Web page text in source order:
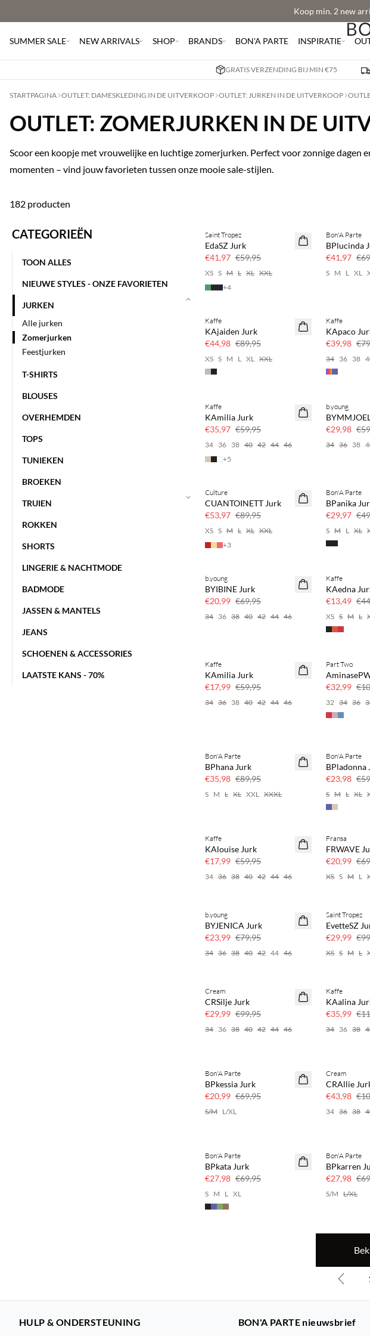
Koop min. 2 new
SUMMER SALE NEW ARRIVALS SHOP BRANDS BON'A PARTE INSPIRATIE
GRATIS VERZENDING BIJ MIN €75
STARTPAGINA OUTLET: DAMESKLEDING IN DE UITVERKOOP OUTLET: JURKEN IN DE UITVERKOOP
OUTLET: ZOMERJURKEN IN DE
Scoor een koopje met vrouwelijke en luchtige zomerjurken. Perfect voor zonnige dagen
momenten – vind jouw favorieten tussen onze mooie sale-stijlen.
182 producten
CATEGORIEËN
TOON ALLES
NIEUWE STYLES - ONZE FAVORIETEN
JURKEN
Alle jurken
Zomerjurken
Feestjurken
T-SHIRTS
BLOUSES
OVERHEMDEN
TOPS
TUNIEKEN
BROEKEN
TRUIEN
ROKKEN
SHORTS
LINGERIE & NACHTMODE
BADMODE
JASSEN & MANTELS
JEANS
SCHOENEN & ACCESSORIES
LAATSTE KANS - 70%
30% korting
Saint Tropez
EdaSZ Jurk
€41,97 €59,95
XS S M L XL XXL
+4
40% korting
Bon'A Parte
BPlucinda
€41,97
S M L XL
50% korting
Kaffe
KAjaiden Jurk
€44,98 €89,95
XS S M L XL XXL
50% korting
Kaffe
KApaco
€39,98
34 36 38
40% korting
Kaffe
KAmilia Jurk
€35,97 €59,95
34 36 38 40 42 44 46
+5
50% korting
b.young
€29,98
34 36 38
40% korting
Culture
CUANTOINETT Jurk
€53,97 €89,95
XS S M L XL XXL
+3
40% korting
Bon'A Parte
BPanika
€29,97
S M L XL
70% korting
b.young
BYIBINE Jurk
€20,99 €69,95
34 36 38 40 42 44 46
70% korting
Kaffe
KAedna
€13,49
XS S M L
70% korting
Kaffe
KAmilia Jurk
€17,99 €59,95
34 36 38 40 42 44 46
70% korting
Part Two
€32,99
32 34 36
60% korting
Bon'A Parte
BPhana Jurk
€35,98 €89,95
S M L XL XXL XXXL
60% korting
Bon'A Parte
BPladonna
€23,98
S M L XL
70% korting
Kaffe
KAlouise Jurk
€17,99 €59,95
34 36 38 40 42 44 46
70% korting
Fransa
FRWAVE
€20,99
XS S M L
70% korting
b.young
BYJENICA Jurk
€23,99 €79,95
34 36 38 40 42 44 46
70% korting
Saint Tropez
EvetteSZ
€29,99
XS S M L
70% korting
Nog maar een paar
Cream
CRSilje Jurk
€29,99 €99,95
34 36 38 40 42 44 46
70% korting
Kaffe
KAalina
€35,99
34 36 38
70% korting
Bon'A Parte
BPkessia Jurk
€20,99 €69,95
S/M L/XL
SAVE20
Cream
CRAllie
€43,98
34 36 38
SAVE20
Bon'A Parte
BPkata Jurk
€27,98 €69,95
S M L XL
SAVE20
Bon'A Parte
BPkarren
€27,98
S/M L/XL
HULP & ONDERSTEUNING
BON'A PARTE nieuwsbrief